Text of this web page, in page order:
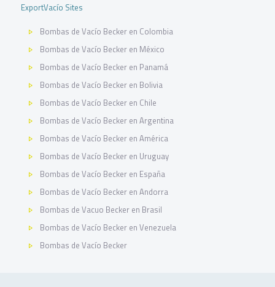
ExportVacío Sites
Bombas de Vacío Becker en Colombia
Bombas de Vacío Becker en México
Bombas de Vacío Becker en Panamá
Bombas de Vacío Becker en Bolivia
Bombas de Vacío Becker en Chile
Bombas de Vacío Becker en Argentina
Bombas de Vacío Becker en América
Bombas de Vacío Becker en Uruguay
Bombas de Vacío Becker en España
Bombas de Vacío Becker en Andorra
Bombas de Vacuo Becker en Brasil
Bombas de Vacío Becker en Venezuela
Bombas de Vacío Becker